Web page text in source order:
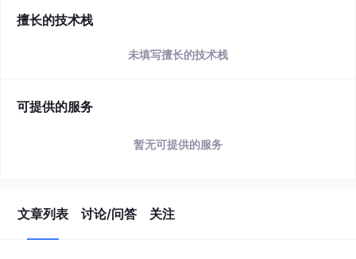
擅长的技术栈
未填写擅长的技术栈
可提供的服务
暂无可提供的服务
文章列表 讨论/问答 关注